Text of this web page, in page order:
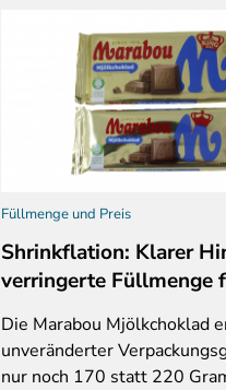
Füllmenge und Preis
Shrinkflation: Klarer
verringerte Füllmenge
Die Marabou Mjölkchoklad
unveränderter
nur noch 170 statt 220